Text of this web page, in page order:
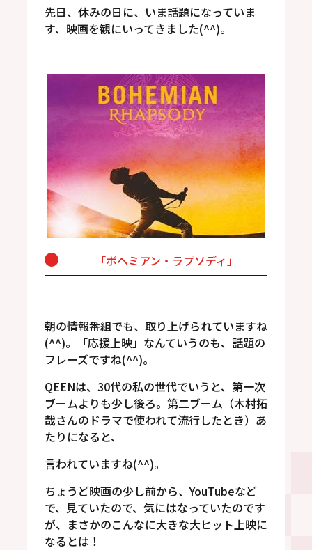
先日、休みの日に、いま話題になっていま
す、映画を観にいってきました(^^)。
「ボヘミアン・ラプソディ」
朝の情報番組でも、取り上げられていますね
(^^)。「応援上映」なんていうのも、話題の
フレーズですね(^^)。
QEENは、30代の私の世代でいうと、第一次
ブームよりも少し後ろ。第二ブーム（木村拓
哉さんのドラマで使われて流行したとき）あ
たりになると、
言われていますね(^^)。
ちょうど映画の少し前から、YouTubeなど
で、見ていたので、気にはなっていたのです
が、まさかのこんなに大きな大ヒット上映に
なるとは！